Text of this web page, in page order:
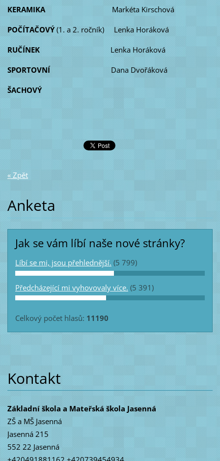
KERAMIKA Markéta Kirschová
POČÍTAČOVÝ(1. a 2. ročník) Lenka Horáková
RUČÍNEK Lenka Horáková
SPORTOVNÍ Dana Dvořáková
ŠACHOVÝ
« Zpět
Anketa
Jak se vám líbí naše nové stránky?
Líbí se mi, jsou přehlednější. (5 799)
Předcházející mi vyhovovaly více. (5 391)
Celkový počet hlasů: 11190
Kontakt
Základní škola a Mateřská škola Jasenná
ZŠ a MŠ Jasenná
Jasenná 215
552 22 Jasenná